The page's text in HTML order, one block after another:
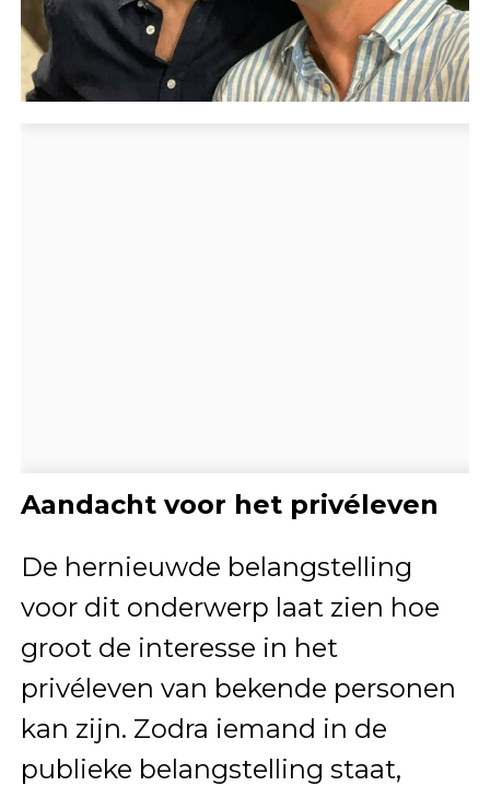
Aandacht voor het privéleven
De hernieuwde belangstelling
voor dit onderwerp laat zien hoe
groot de interesse in het
privéleven van bekende personen
kan zijn. Zodra iemand in de
publieke belangstelling staat,